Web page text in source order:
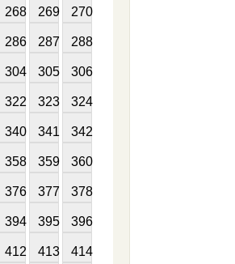
268 269 270
286 287 288
304 305 306
322 323 324
340 341 342
358 359 360
376 377 378
394 395 396
412 413 414